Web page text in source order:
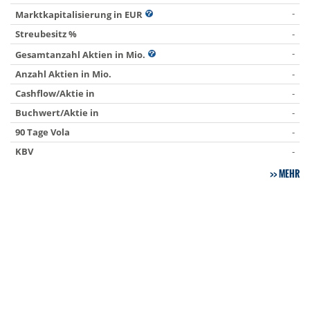
Marktkapitalisierung in EUR
-
Streubesitz %
-
Gesamtanzahl Aktien in Mio.
-
Anzahl Aktien in Mio.
-
Cashflow/Aktie in
-
Buchwert/Aktie in
-
90 Tage Vola
-
KBV
-
MEHR